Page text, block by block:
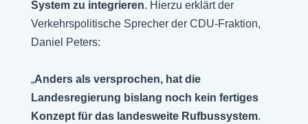
System zu integrieren. Hierzu erklärt der
Verkehrspolitische Sprecher der CDU-Fraktion,
Daniel Peters:
„Anders als versprochen, hat die
Landesregierung bislang noch kein fertiges
Konzept für das landesweite Rufbussystem.